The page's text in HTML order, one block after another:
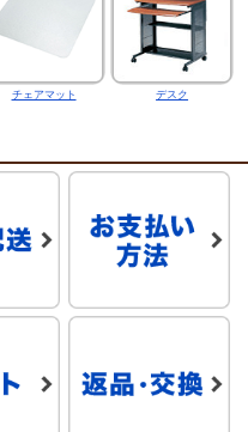
チェアマット デスク